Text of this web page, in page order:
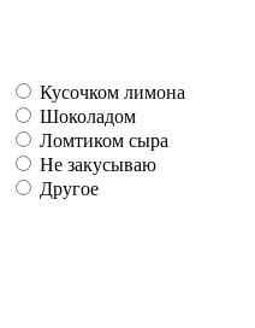
Кусочком лимона
Шоколадом
Ломтиком сыра
Не закусываю
Другое